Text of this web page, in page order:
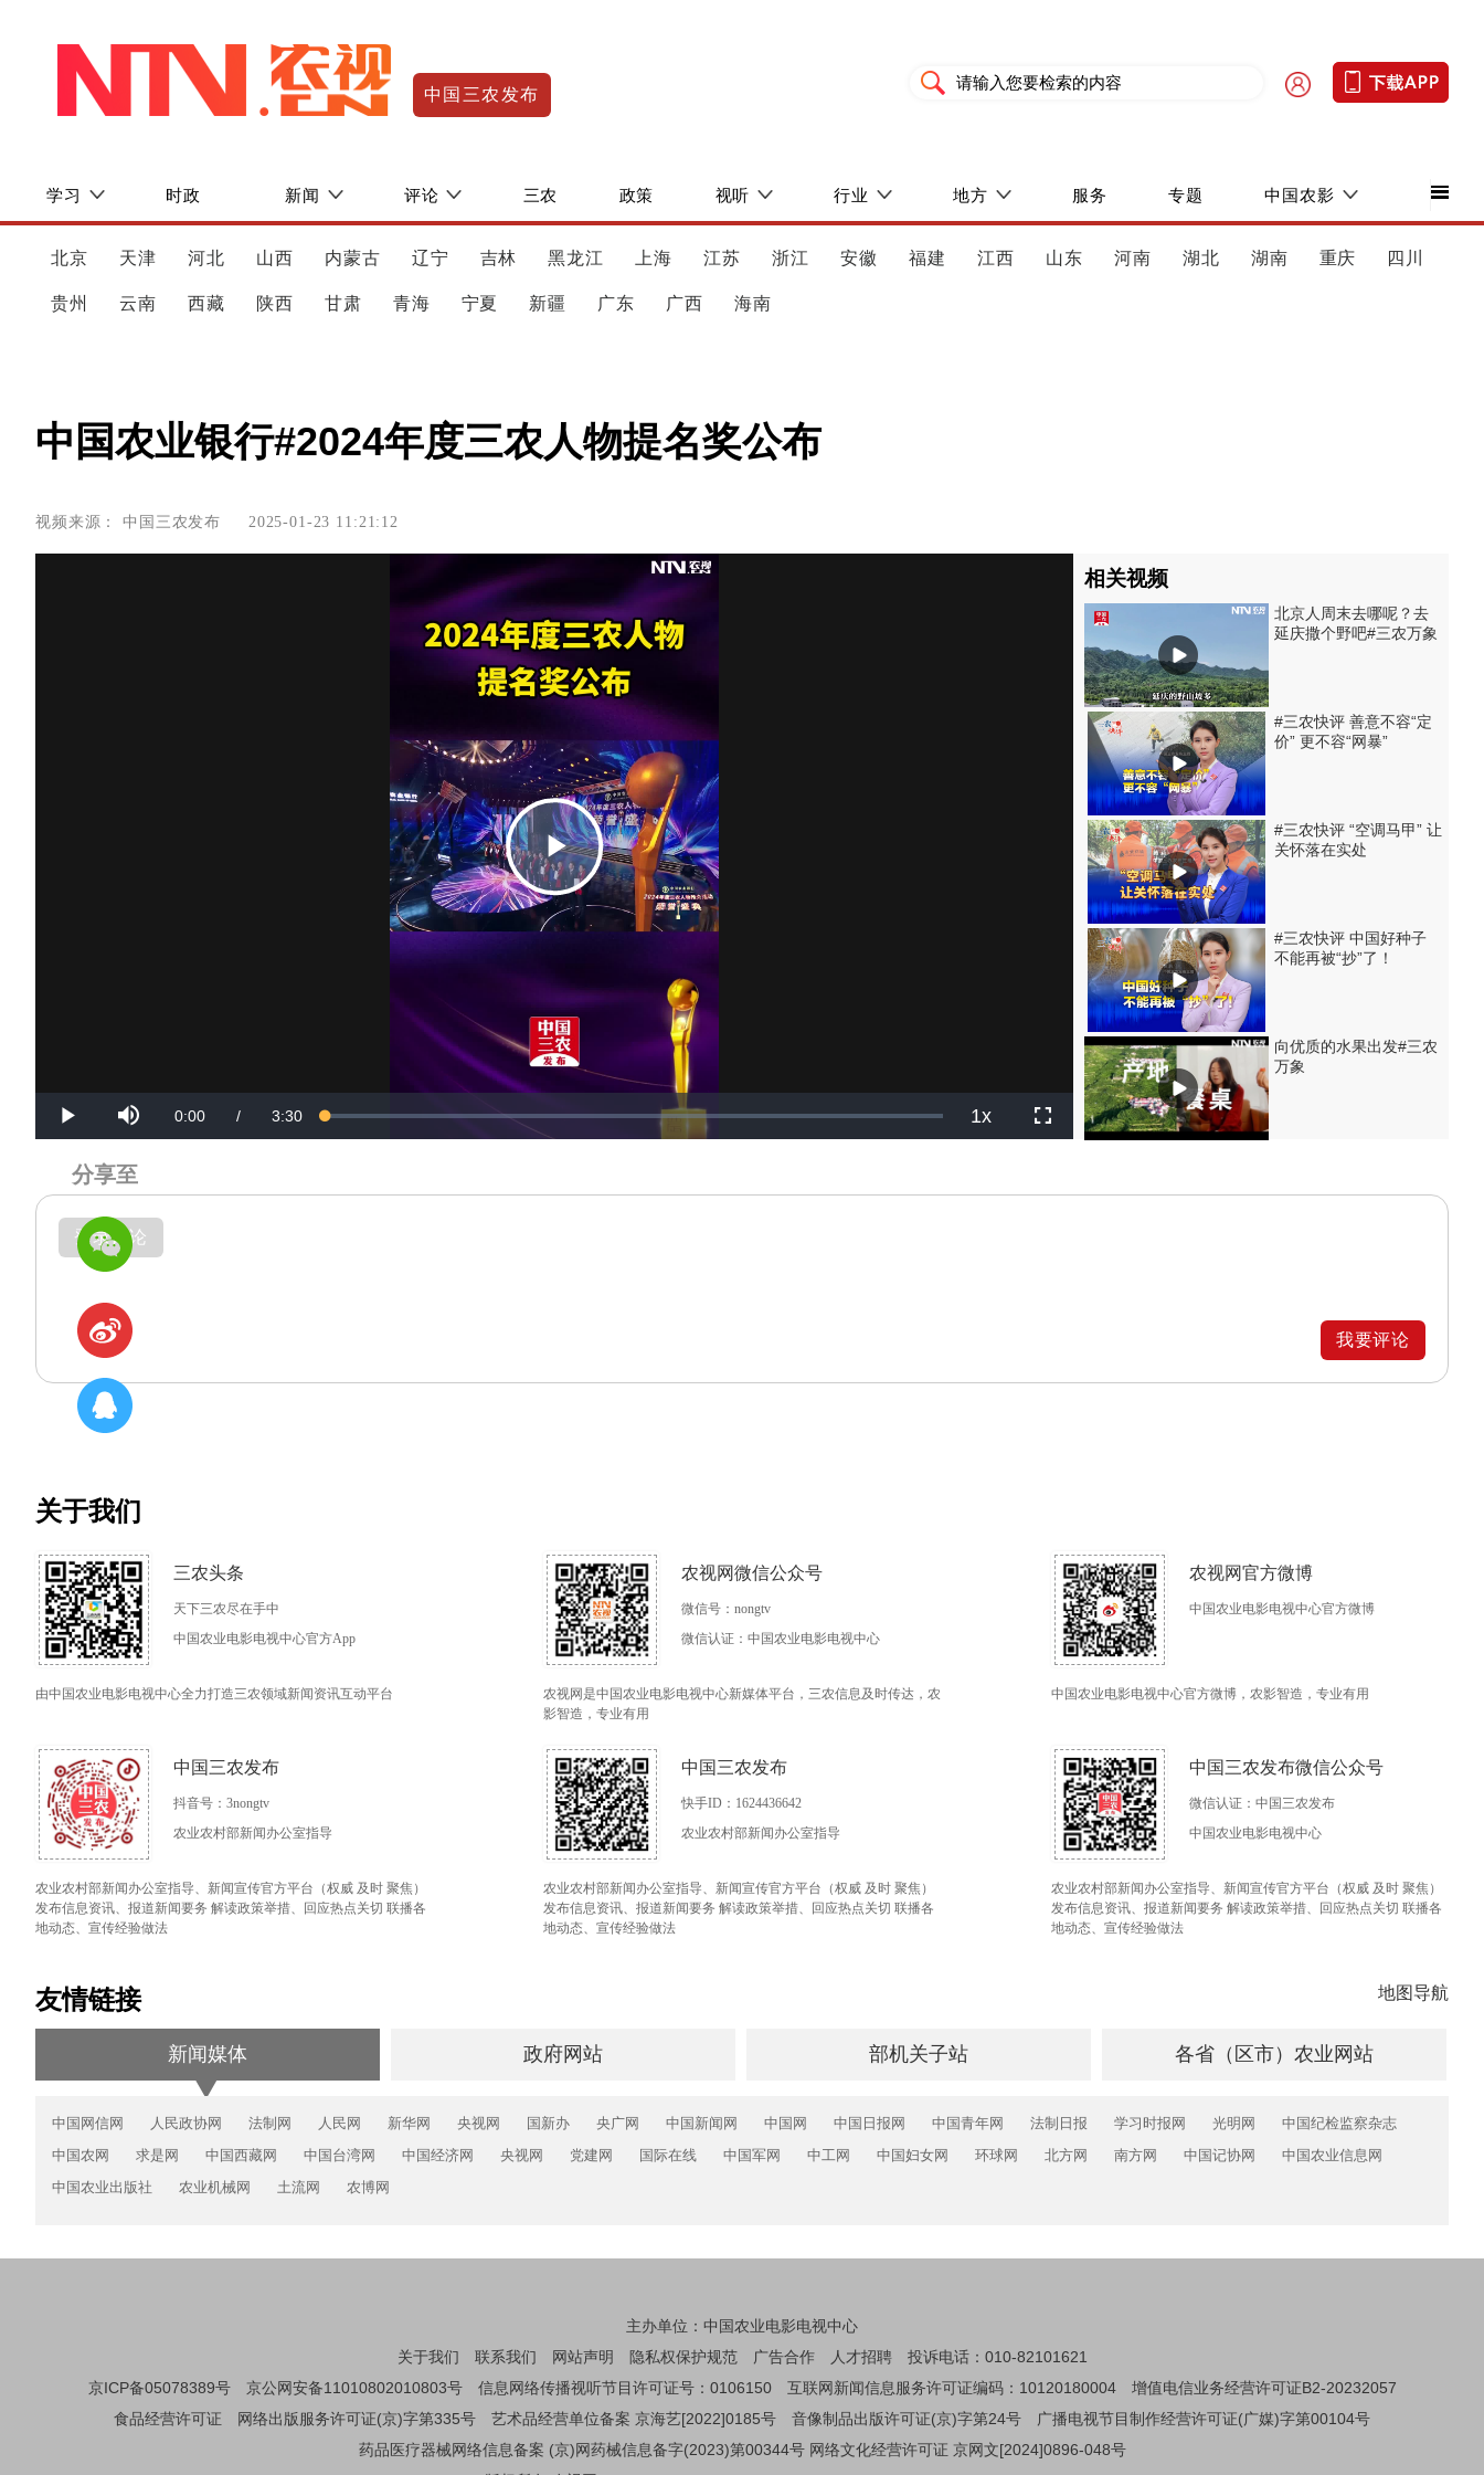
中国三农发布
学习 时政 新闻 评论 三农 政策 视听 行业 地方 服务 专题 中国农影
北京 天津 河北 山西 内蒙古 辽宁 吉林 黑龙江 上海 江苏 浙江 安徽 福建 江西 山东 河南 湖北 湖南 重庆 四川
贵州 云南 西藏 陕西 甘肃 青海 宁夏 新疆 广东 广西 海南
中国农业银行#2024年度三农人物提名奖公布
视频来源：中国三农发布 2025-01-23 11:21:12
Play
Video
Play Current
0:00 / Duration
3:30 Loaded:
0%
Progress:
0%
Rate
1x Fullscreen
相关视频
北京人周末去哪呢？去
延庆撒个野吧#三农万象
#三农快评 善意不容“定
价” 更不容“网暴”
#三农快评 “空调马甲” 让
关怀落在实处
#三农快评 中国好种子
不能再被“抄”了！
向优质的水果出发#三农
万象
登录评论
我要评论
关于我们
三农头条
天下三农尽在手中
中国农业电影电视中心官方App
由中国农业电影电视中心全力打造三农领域新闻资讯互动平台
农视网微信公众号
微信号：nongtv
微信认证：中国农业电影电视中心
农视网是中国农业电影电视中心新媒体平台，三农信息及时传达，农
影智造，专业有用
农视网官方微博
中国农业电影电视中心官方微博
中国农业电影电视中心官方微博，农影智造，专业有用
中国三农发布
抖音号：3nongtv
农业农村部新闻办公室指导
农业农村部新闻办公室指导、新闻宣传官方平台（权威 及时 聚焦）
发布信息资讯、报道新闻要务 解读政策举措、回应热点关切 联播各
地动态、宣传经验做法
中国三农发布
快手ID：1624436642
农业农村部新闻办公室指导
农业农村部新闻办公室指导、新闻宣传官方平台（权威 及时 聚焦）
发布信息资讯、报道新闻要务 解读政策举措、回应热点关切 联播各
地动态、宣传经验做法
中国三农发布微信公众号
微信认证：中国三农发布
中国农业电影电视中心
农业农村部新闻办公室指导、新闻宣传官方平台（权威 及时 聚焦）
发布信息资讯、报道新闻要务 解读政策举措、回应热点关切 联播各
地动态、宣传经验做法
友情链接 地图导航
新闻媒体 政府网站 部机关子站 各省（区市）农业网站
中国网信网 人民政协网 法制网 人民网 新华网 央视网 国新办 央广网 中国新闻网 中国网 中国日报网 中国青年网 法制日报 学习时报网 光明网
中国纪检监察杂志
中国农网
求是网 中国西藏网 中国台湾网 中国经济网 央视网 党建网 国际在线 中国军网 中工网 中国妇女网 环球网 北方网 南方网 中国记协网
中国农业信息网
中国农业出版社
农业机械网 土流网 农博网
主办单位：中国农业电影电视中心
关于我们
联系我们 网站声明 隐私权保护规范 广告合作 人才招聘
投诉电话：010-82101621
京ICP备05078389号
京公网安备11010802010803号 信息网络传播视听节目许可证号：0106150 互联网新闻信息服务许可证编码：10120180004
增值电信业务经营许可证B2-20232057
食品经营许可证
网络出版服务许可证(京)字第335号 艺术品经营单位备案 京海艺[2022]0185号 音像制品出版许可证(京)字第24号
广播电视节目制作经营许可证(广媒)字第00104号
药品医疗器械网络信息备案 (京)网药械信息备字(2023)第00344号 网络文化经营许可证 京网文[2024]0896-048号
分享至